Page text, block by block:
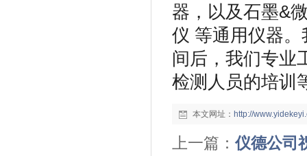
器，以及石墨&
仪 等通用仪器
间后，我们专业
检测人员的培训
本文网址： http://
上一篇：仪德公司